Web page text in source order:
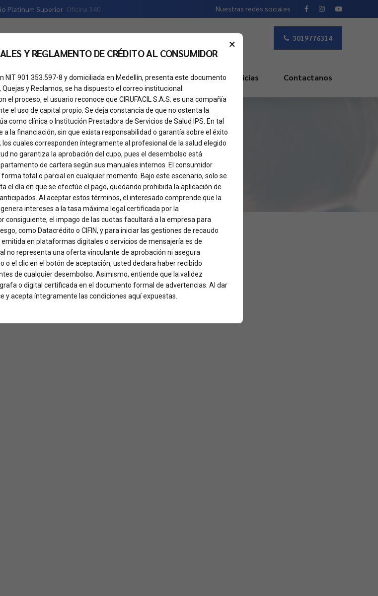
Platinum Superior Oficina 340 Nuestras redes sociales
3019776314
Cita de valoración Preguntas Frecuentes Noticias Contactanos
×
Y REGLAMENTO DE CRÉDITO AL CONSUMIDOR
NIT 901.353.597-8 y domiciliada en Medellín, presenta este documento
y Reclamos, se ha dispuesto el correo institucional:
proceso, el usuario reconoce que CIRUFACIL S.A.S. es una compañía
el uso de capital propio. Se deja constancia de que no ostenta la
como clínica o Institución Prestadora de Servicios de Salud IPS. En tal
la financiación, sin que exista responsabilidad o garantía sobre el éxito
cuales corresponden íntegramente al profesional de la salud elegido
no garantiza la aprobación del cupo, pues el desembolso está
de cartera según sus manuales internos. El consumidor
total o parcial en cualquier momento. Bajo este escenario, solo se
el día en que se efectúe el pago, quedando prohibida la aplicación de
Al aceptar estos términos, el interesado comprende que la
intereses a la tasa máxima legal certificada por la
consiguiente, el impago de las cuotas facultará a la empresa para
como Datacrédito o CIFIN, y para iniciar las gestiones de recaudo
en plataformas digitales o servicios de mensajería es de
no representa una oferta vinculante de aprobación ni asegura
o el clic en el botón de aceptación, usted declara haber recibido
de cualquier desembolso. Asimismo, entiende que la validez
o digital certificada en el documento formal de advertencias. Al dar
y acepta íntegramente las condiciones aquí expuestas.